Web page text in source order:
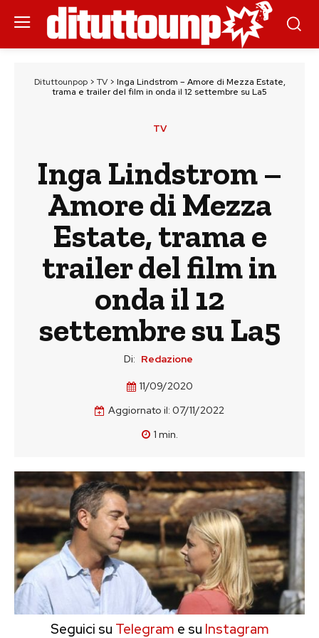
Dituttounpop> TV> Inga Lindstrom – Amore di Mezza Estate,
trama e trailer del film in onda il 12 settembre su La5
TV
Inga Lindstrom –
Amore di Mezza
Estate, trama e
trailer del film in
onda il 12
settembre su La5
Di: Redazione
11/09/2020
Aggiornato il: 07/11/2022
1 min.
Seguici su Telegram e su Instagram